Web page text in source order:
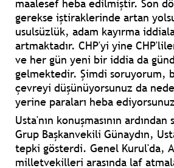
maalesef heba edilmiştir. Son
gerekse iştiraklerinde artan
usulsüzlük, adam kayırma
artmaktadır. CHP'yi yine
ve her gün yeni bir iddia da
gelmektedir. Şimdi soruyorum,
çevreyi düşünüyorsunuz da
yerine paraları heba
Usta'nın konuşmasının ardından
Grup Başkanvekili Günaydın,
tepki gösterdi. Genel Kurul'da,
milletvekilleri arasında laf